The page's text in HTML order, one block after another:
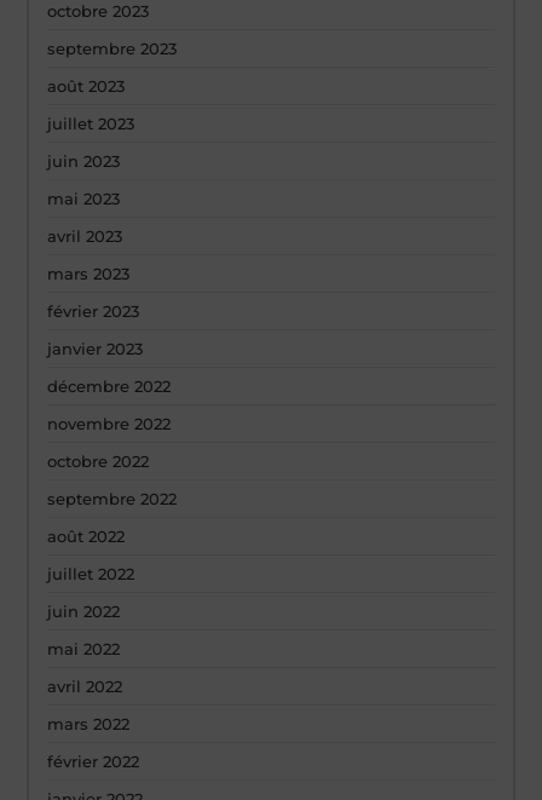
octobre 2023
septembre 2023
août 2023
juillet 2023
juin 2023
mai 2023
avril 2023
mars 2023
février 2023
janvier 2023
décembre 2022
novembre 2022
octobre 2022
septembre 2022
août 2022
juillet 2022
juin 2022
mai 2022
avril 2022
mars 2022
février 2022